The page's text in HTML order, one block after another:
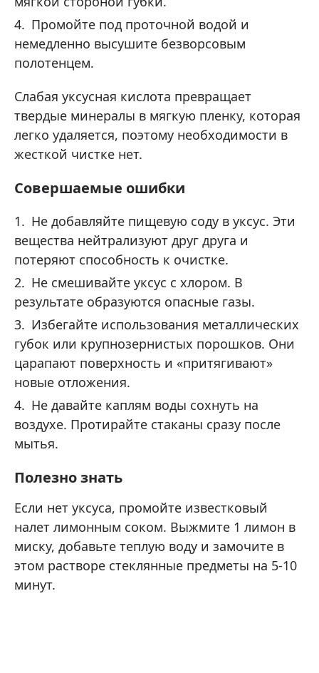
Промойте под проточной водой и
немедленно высушите безворсовым
полотенцем.
Слабая уксусная кислота превращает
твердые минералы в мягкую пленку, которая
легко удаляется, поэтому необходимости в
жесткой чистке нет.
Совершаемые ошибки
Не добавляйте пищевую соду в уксус. Эти
вещества нейтрализуют друг друга и
потеряют способность к очистке.
Не смешивайте уксус с хлором. В
результате образуются опасные газы.
Избегайте использования металлических
губок или крупнозернистых порошков. Они
царапают поверхность и «притягивают»
новые отложения.
Не давайте каплям воды сохнуть на
воздухе. Протирайте стаканы сразу после
мытья.
Полезно знать
Если нет уксуса, промойте известковый
налет лимонным соком. Выжмите 1 лимон в
миску, добавьте теплую воду и замочите в
этом растворе стеклянные предметы на 5-10
минут.